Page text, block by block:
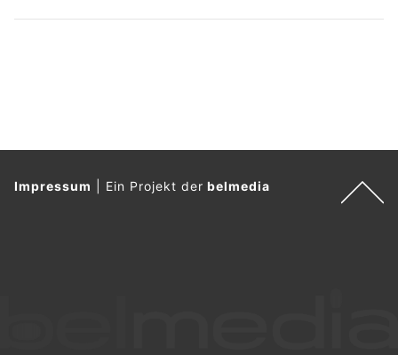
Impressum Ein Projekt derbelmedia